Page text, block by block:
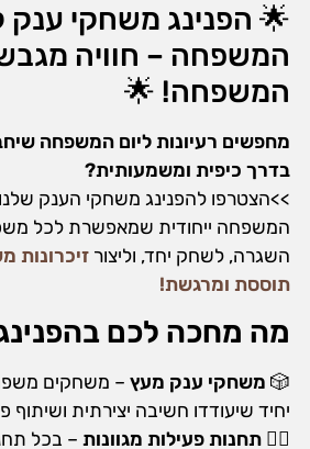
🌟 הפנינג משחקי ענק
המשפחה – חוויה
המשפחה! 🌟
מחפשים רעיונות ליום המשפחה
בדרך כיפית ומשמעותית?
>>הצטרפו להפנינג משחקי הענק
המשפחה ייחודית שמאפשרת לכל
השגרה, לשחק יחד, וליצור זיכרונות
תוססת ומרגשת!
מה מחכה לכם
🎲 משחקי ענק מעץ– משחקים
יחיד שיעודדו חשיבה יצירתית ושיתוף
🤹‍♂️ תחנות פעילות מגוונות– בכל